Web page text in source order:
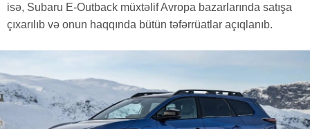
isə, Subaru E-Outback müxtəlif Avropa bazarlarında satışa
çıxarılıb və onun haqqında bütün təfərrüatlar açıqlanıb.